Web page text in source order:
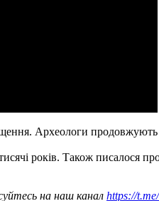
Археологи продовжують
років. Також писалося
на наш канал https://